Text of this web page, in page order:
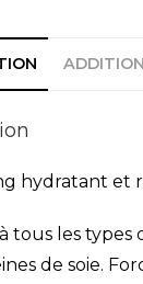
hydratant et
tous les
de soie.